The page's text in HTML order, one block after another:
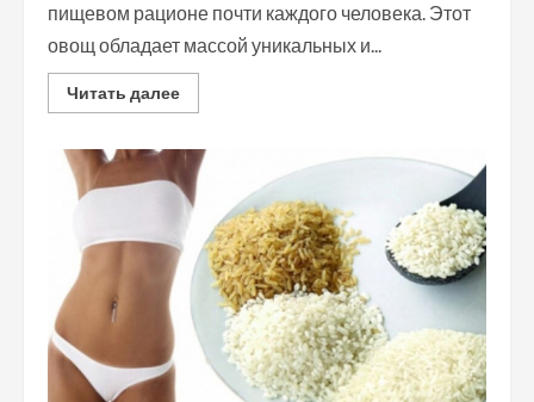
пищевом рационе почти каждого человека. Этот
овощ обладает массой уникальных и...
Читать далееRead
more
свойства
противопоказания
моркови